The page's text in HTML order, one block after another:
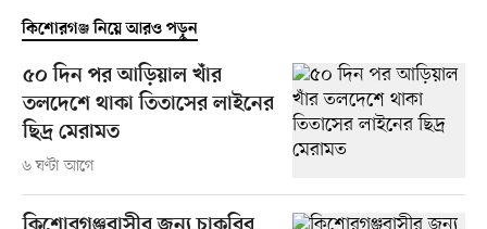
কিশোরগঞ্জ নিয়ে আরও পড়ুন
৫০ দিন পর আড়িয়াল খাঁর
তলদেশে থাকা তিতাসের লাইনের
ছিদ্র মেরামত
৬ ঘণ্টা আগে